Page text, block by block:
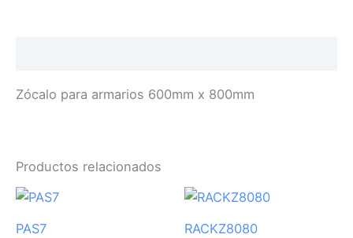
Zócalo para armarios 600mm x 800mm
Productos relacionados
PAS7
RACKZ8080